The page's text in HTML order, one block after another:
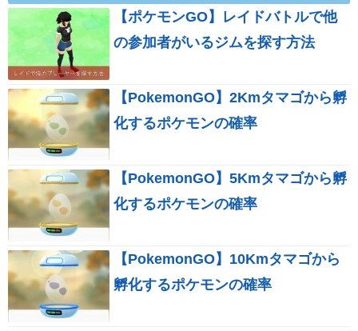
【ポケモンGO】レイドバトルで他
の参加者がいるジムを探す方法
【PokemonGO】2Kmタマゴから孵
化するポケモンの確率
【PokemonGO】5Kmタマゴから孵
化するポケモンの確率
【PokemonGO】10Kmタマゴから
孵化するポケモンの確率